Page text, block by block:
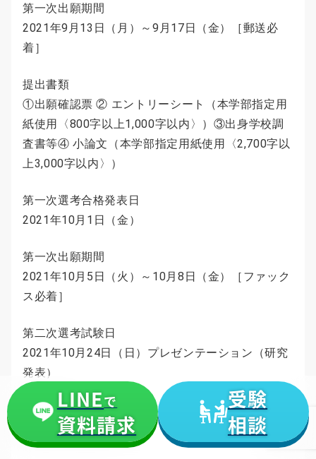
LINEで
資料請求
受験
相談
第一次出願期間
2021年9月13日（月）～9月17日（金）［郵送必
着］
提出書類
①出願確認票 ② エントリーシート（本学部指定用
紙使用〈800字以上1,000字以内〉）③出身学校調
査書等④ 小論文（本学部指定用紙使用〈2,700字以
上3,000字以内〉）
第一次選考合格発表日
2021年10月1日（金）
第一次出願期間
2021年10月5日（火）～10月8日（金）［ファック
ス必着］
第二次選考試験日
2021年10月24日（日）プレゼンテーション（研究
発表）
合格発表日
2021年11月4日（木）